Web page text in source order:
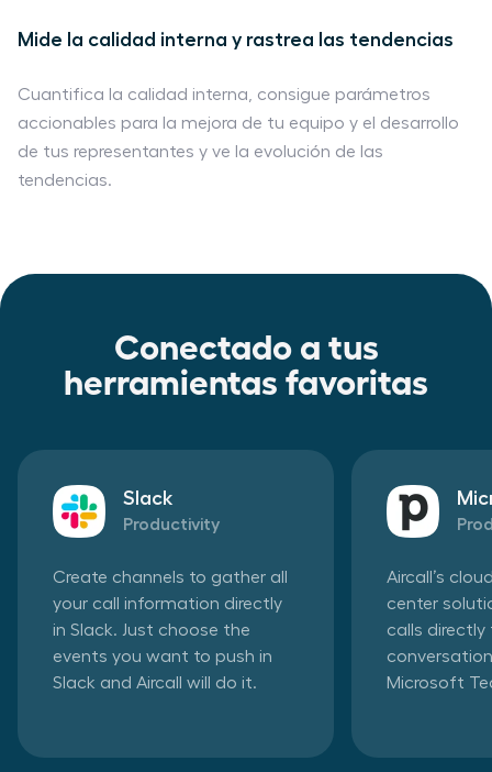
Mide la calidad interna y rastrea las tendencias
Cuantifica la calidad interna, consigue parámetros
accionables para la mejora de tu equipo y el desarrollo
de tus representantes y ve la evolución de las
tendencias.
Conectado a tus
herramientas favoritas
Slack
Productivity
Create channels to gather all
your call information directly
in Slack. Just choose the
events you want to push in
Slack and Aircall will do it.
Aircall’s
center
calls
Microsoft